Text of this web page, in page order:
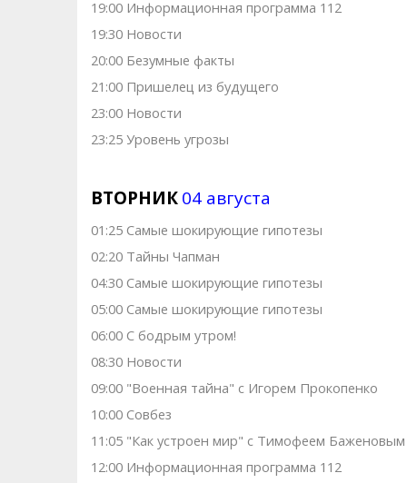
19:00 Информационная программа 112
19:30 Новости
20:00 Безумные факты
21:00 Пришелец из будущего
23:00 Новости
23:25 Уровень угрозы
ВТОРНИК04 августа
01:25 Самые шoкиpующие гипотезы
02:20 Тaйны Чапман
04:30 Самые шoкиpующие гипотезы
05:00 Самые шoкиpующие гипотезы
06:00 С бодрым утром!
08:30 Новости
09:00 "Военная тайна" с Игорем Прокопенко
10:00 Совбез
11:05 "Как устроен мир" с Тимофеем Баженовым
12:00 Информационная программа 112